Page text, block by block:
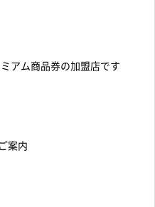
アム商品券の加盟店です
案内